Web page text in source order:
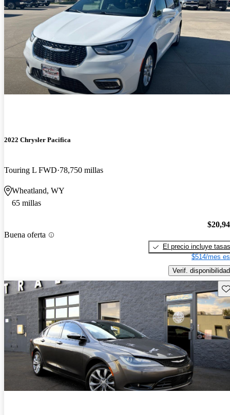
2022 Chrysler Pacifica
Touring L FWD 78,750 millas
Wheatland, WY
65 millas
Buena oferta
El precio incluye tasas
$514/mes
Verif. disponibilidad